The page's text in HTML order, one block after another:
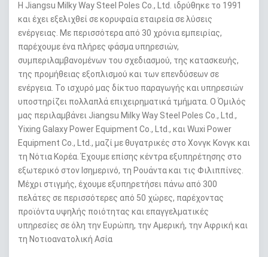
Η Jiangsu Milky Way Steel Poles Co., Ltd. ιδρύθηκε το 1991
και έχει εξελιχθεί σε κορυφαία εταιρεία σε λύσεις
ενέργειας. Με περισσότερα από 30 χρόνια εμπειρίας,
παρέχουμε ένα πλήρες φάσμα υπηρεσιών,
συμπεριλαμβανομένων του σχεδιασμού, της κατασκευής,
της προμήθειας εξοπλισμού και των επενδύσεων σε
ενέργεια. Το ισχυρό μας δίκτυο παραγωγής και υπηρεσιών
υποστηρίζει πολλαπλά επιχειρηματικά τμήματα. Ο Όμιλός
μας περιλαμβάνει Jiangsu Milky Way Steel Poles Co., Ltd.,
Yixing Galaxy Power Equipment Co., Ltd., και Wuxi Power
Equipment Co., Ltd., μαζί με θυγατρικές στο Χονγκ Κονγκ και
τη Νότια Κορέα. Έχουμε επίσης κέντρα εξυπηρέτησης στο
εξωτερικό στον Ισημερινό, τη Ρουάντα και τις Φιλιππίνες.
Μέχρι στιγμής, έχουμε εξυπηρετήσει πάνω από 300
πελάτες σε περισσότερες από 50 χώρες, παρέχοντας
προϊόντα υψηλής ποιότητας και επαγγελματικές
υπηρεσίες σε όλη την Ευρώπη, την Αμερική, την Αφρική και
τη Νοτιοανατολική Ασία